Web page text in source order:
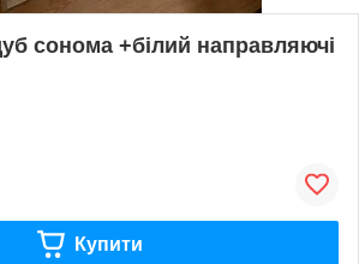
сонома +білий направляючі
Купити